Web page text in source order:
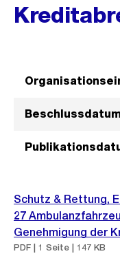
Schutz & Rettung,
27
Genehmigung der
PDF | 1 Seite | 147 KB